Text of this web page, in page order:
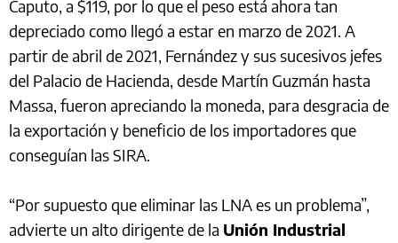
Caputo, a $119, por lo que el peso está ahora tan
depreciado como llegó a estar en marzo de 2021. A
partir de abril de 2021, Fernández y sus sucesivos jefes
del Palacio de Hacienda, desde Martín Guzmán hasta
Massa, fueron apreciando la moneda, para desgracia de
la exportación y beneficio de los importadores que
conseguían las SIRA.
“Por supuesto que eliminar las LNA es un problema”,
advierte un alto dirigente de la Unión Industrial